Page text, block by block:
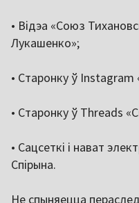
• Відэа «Союз
Лукашенко»;
• Старонку ў Instagram
• Старонку ў Threads
• Сацсеткі і нават
Спірына.
Не спыняецца